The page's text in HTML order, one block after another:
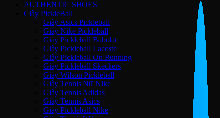
AUTHENTIC SHOES
Giày PickleBall
Giày Asics Pickleball
Giày Nike Pickleball
Giày Pickleball Babolat
Giày Pickleball Lacoste
Giày Pickleball On Running
Giày Pickleball Skechers
Giày Wilson Pickleball
Giày Tennis Nữ Nike
Giày Tennis Adidas
Giày Tennis Asics
Giày Pickleball Nike